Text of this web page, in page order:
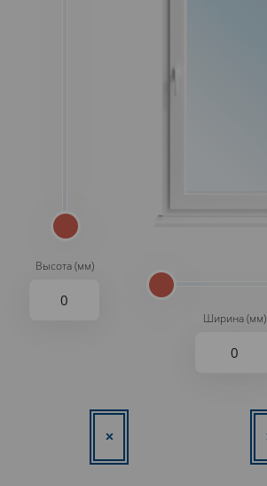
Высота (мм)
Ширина (мм)